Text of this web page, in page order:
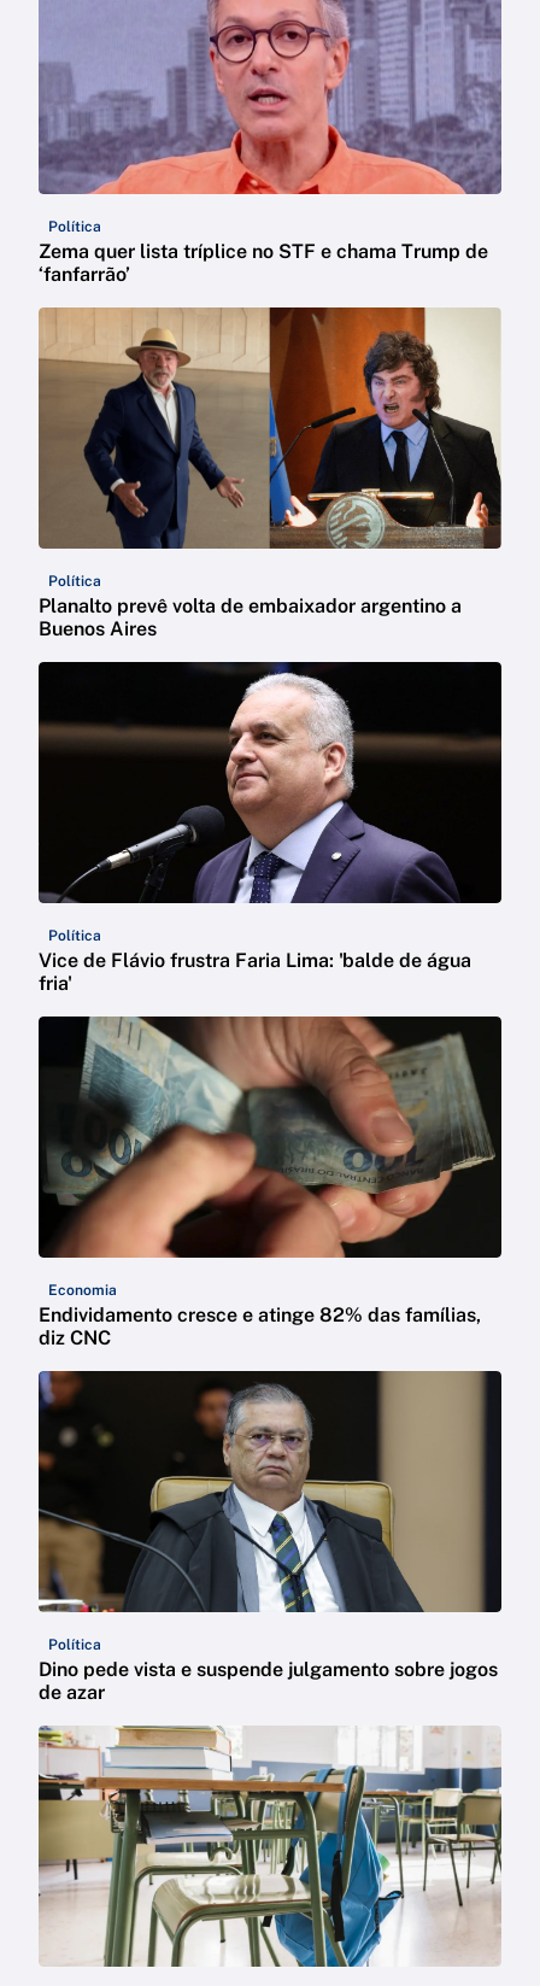
Política
Zema quer lista tríplice no STF e chama Trump de
‘fanfarrão’
Política
Planalto prevê volta de embaixador argentino a
Buenos Aires
Política
Vice de Flávio frustra Faria Lima: 'balde de água
fria'
Economia
Endividamento cresce e atinge 82% das famílias,
diz CNC
Política
Dino pede vista e suspende julgamento sobre jogos
de azar